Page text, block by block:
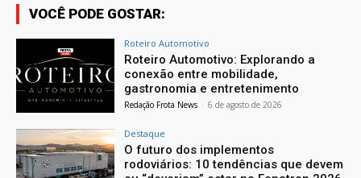
VOCÊ PODE GOSTAR:
Roteiro Automotivo
Roteiro Automotivo: Explorando a
conexão entre mobilidade,
gastronomia e entretenimento
Redação Frota News - 6 de agosto de 2026
Destaque
O futuro dos implementos
rodoviários: 10 tendências que devem